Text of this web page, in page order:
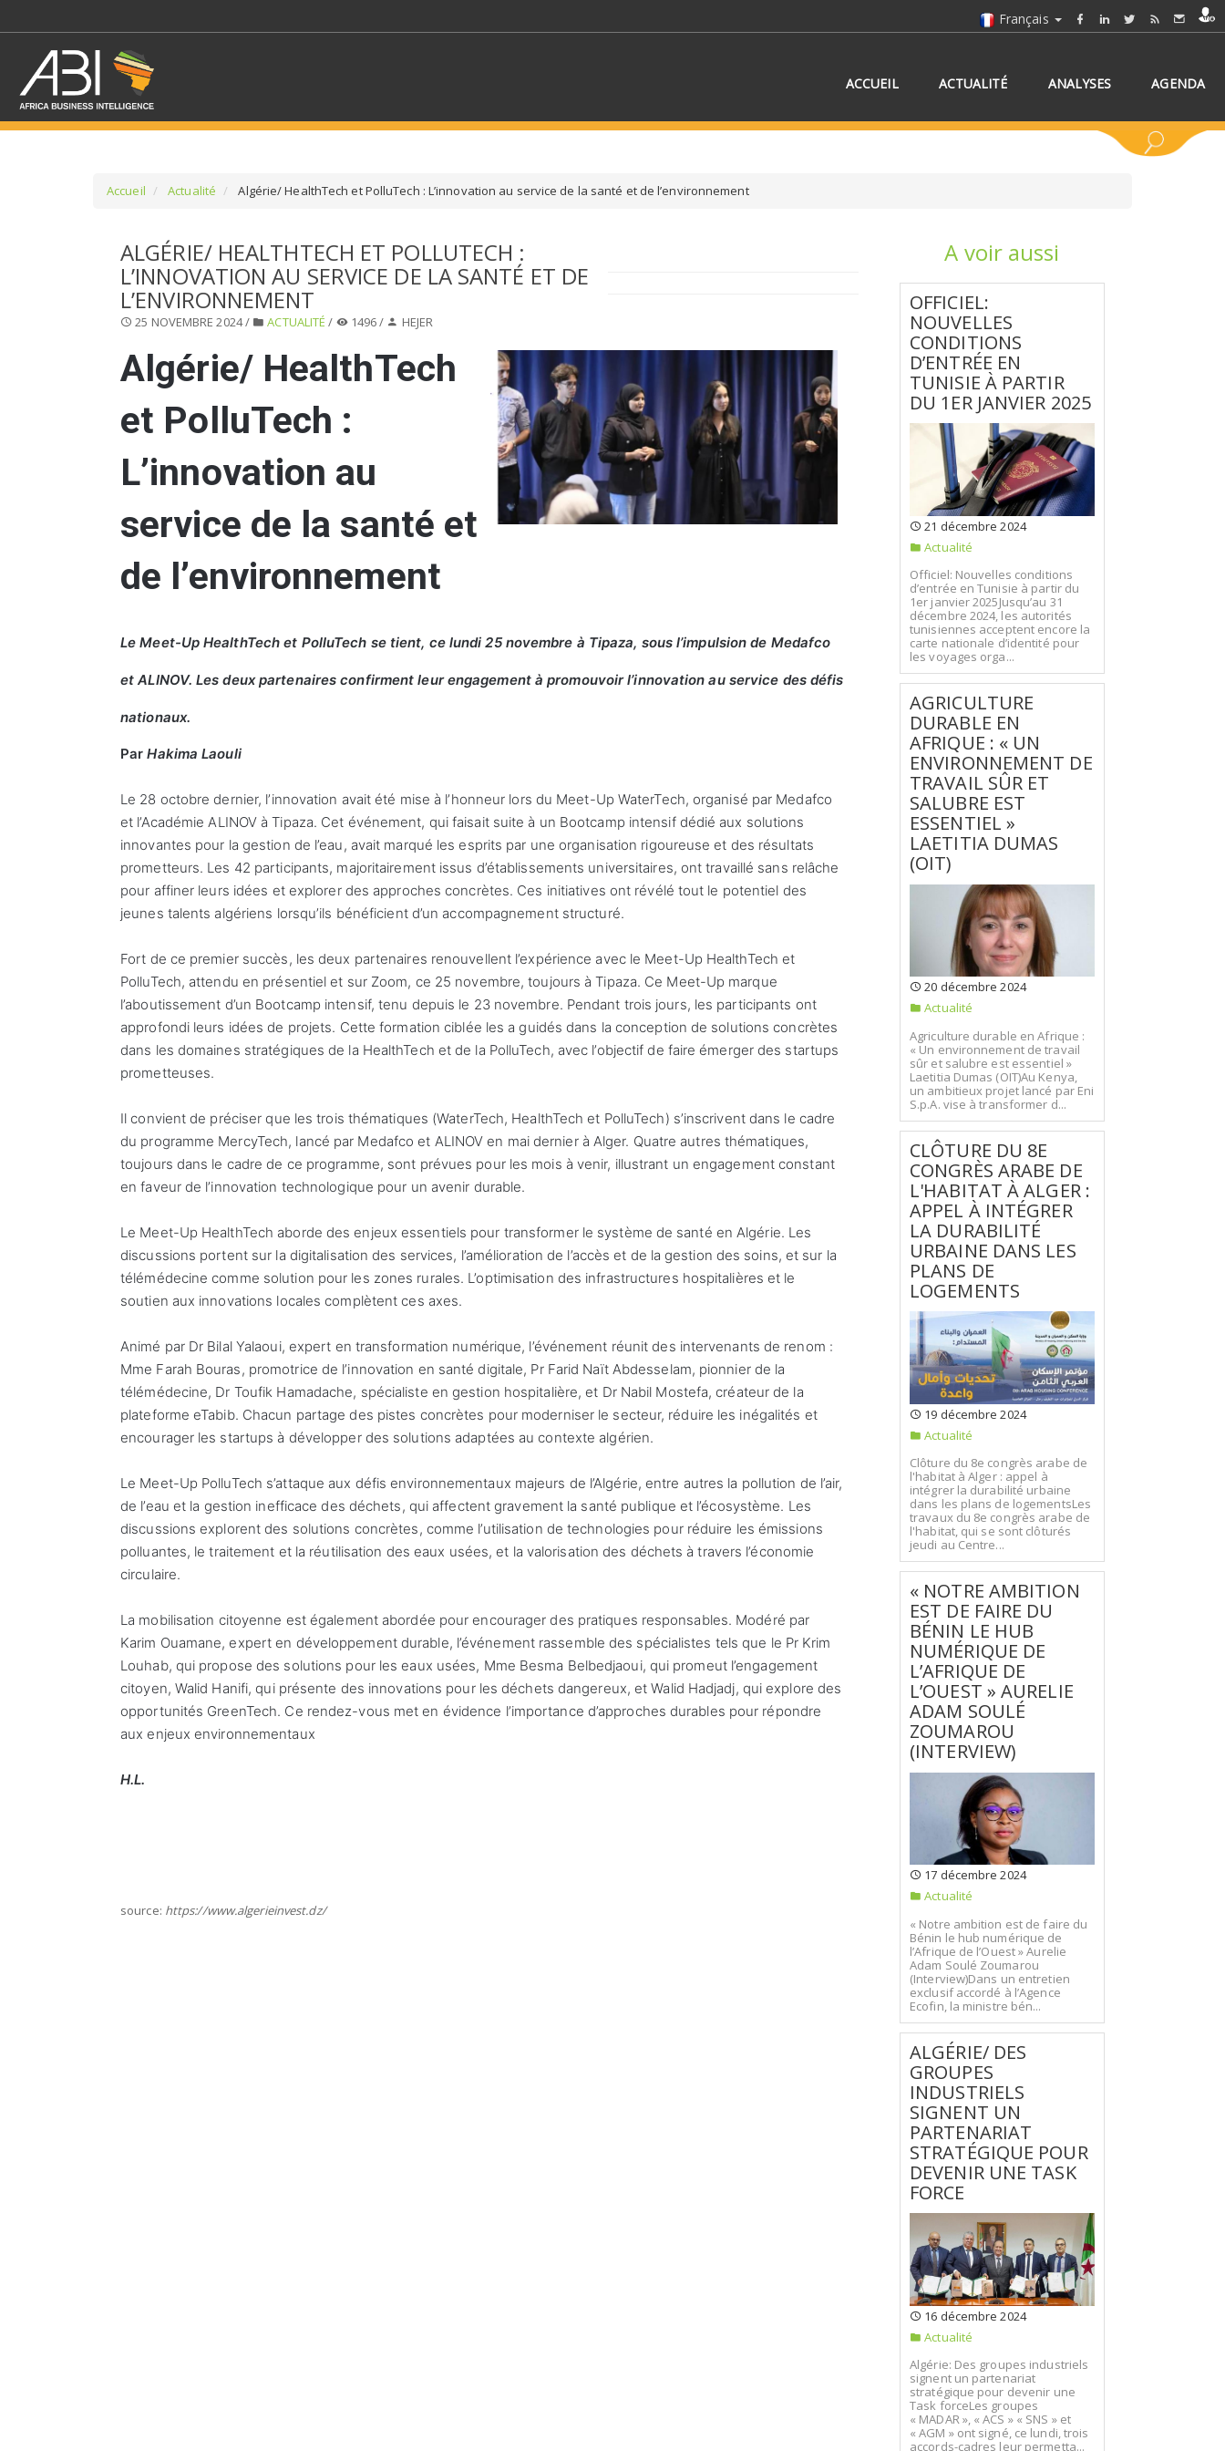
Français
ACCUEIL ACTUALITÉ ANALYSES AGENDA
SELECTIONNEZ UNE SECTION SÉLECTIONNEZ UNE CATÉGORIE SÉLECTIONNEZ UN/DES PAYS
Accueil Actualité Algérie/ HealthTech et PolluTech : L’innovation au service de la santé et de l’environnement
ALGÉRIE/ HEALTHTECH ET POLLUTECH :
L’INNOVATION AU SERVICE DE LA SANTÉ ET DE
L’ENVIRONNEMENT
25 NOVEMBRE 2024 / ACTUALITÉ / 1496 / HEJER
Algérie/ HealthTech
et PolluTech :
L’innovation au
service de la santé et
de l’environnement
Le Meet-Up HealthTech et PolluTech se tient, ce lundi 25 novembre à Tipaza, sous l’impulsion de Medafco
et ALINOV. Les deux partenaires confirment leur engagement à promouvoir l’innovation au service des défis
nationaux.
ParHakima Laouli
Le 28 octobre dernier, l’innovation avait été mise à l’honneur lors du Meet-Up WaterTech, organisé par Medafco
et l’Académie ALINOV à Tipaza. Cet événement, qui faisait suite à un Bootcamp intensif dédié aux solutions
innovantes pour la gestion de l’eau, avait marqué les esprits par une organisation rigoureuse et des résultats
prometteurs. Les 42 participants, majoritairement issus d’établissements universitaires, ont travaillé sans relâche
pour affiner leurs idées et explorer des approches concrètes. Ces initiatives ont révélé tout le potentiel des
jeunes talents algériens lorsqu’ils bénéficient d’un accompagnement structuré.
Fort de ce premier succès, les deux partenaires renouvellent l’expérience avec le Meet-Up HealthTech et
PolluTech, attendu en présentiel et sur Zoom, ce 25 novembre, toujours à Tipaza. Ce Meet-Up marque
l’aboutissement d’un Bootcamp intensif, tenu depuis le 23 novembre. Pendant trois jours, les participants ont
approfondi leurs idées de projets. Cette formation ciblée les a guidés dans la conception de solutions concrètes
dans les domaines stratégiques de la HealthTech et de la PolluTech, avec l’objectif de faire émerger des startups
prometteuses.
Il convient de préciser que les trois thématiques (WaterTech, HealthTech et PolluTech) s’inscrivent dans le cadre
du programme MercyTech, lancé par Medafco et ALINOV en mai dernier à Alger. Quatre autres thématiques,
toujours dans le cadre de ce programme, sont prévues pour les mois à venir, illustrant un engagement constant
en faveur de l’innovation technologique pour un avenir durable.
Le Meet-Up HealthTech aborde des enjeux essentiels pour transformer le système de santé en Algérie. Les
discussions portent sur la digitalisation des services, l’amélioration de l’accès et de la gestion des soins, et sur la
télémédecine comme solution pour les zones rurales. L’optimisation des infrastructures hospitalières et le
soutien aux innovations locales complètent ces axes.
Animé par Dr Bilal Yalaoui, expert en transformation numérique, l’événement réunit des intervenants de renom :
Mme Farah Bouras, promotrice de l’innovation en santé digitale, Pr Farid Naït Abdesselam, pionnier de la
télémédecine, Dr Toufik Hamadache, spécialiste en gestion hospitalière, et Dr Nabil Mostefa, créateur de la
plateforme eTabib. Chacun partage des pistes concrètes pour moderniser le secteur, réduire les inégalités et
encourager les startups à développer des solutions adaptées au contexte algérien.
Le Meet-Up PolluTech s’attaque aux défis environnementaux majeurs de l’Algérie, entre autres la pollution de l’air,
de l’eau et la gestion inefficace des déchets, qui affectent gravement la santé publique et l’écosystème. Les
discussions explorent des solutions concrètes, comme l’utilisation de technologies pour réduire les émissions
polluantes, le traitement et la réutilisation des eaux usées, et la valorisation des déchets à travers l’économie
circulaire.
La mobilisation citoyenne est également abordée pour encourager des pratiques responsables. Modéré par
Karim Ouamane, expert en développement durable, l’événement rassemble des spécialistes tels que le Pr Krim
Louhab, qui propose des solutions pour les eaux usées, Mme Besma Belbedjaoui, qui promeut l’engagement
citoyen, Walid Hanifi, qui présente des innovations pour les déchets dangereux, et Walid Hadjadj, qui explore des
opportunités GreenTech. Ce rendez-vous met en évidence l’importance d’approches durables pour répondre
aux enjeux environnementaux
H.L.
source: https://www.algerieinvest.dz/
A voir aussi
OFFICIEL:
NOUVELLES
CONDITIONS
D’ENTRÉE EN
TUNISIE À PARTIR
DU 1ER JANVIER 2025
21 décembre 2024
Actualité
Officiel: Nouvelles conditions
d’entrée en Tunisie à partir du
1er janvier 2025Jusqu’au 31
décembre 2024, les autorités
tunisiennes acceptent encore la
carte nationale d’identité pour
les voyages orga...
AGRICULTURE
DURABLE EN
AFRIQUE : « UN
ENVIRONNEMENT DE
TRAVAIL SÛR ET
SALUBRE EST
ESSENTIEL »
LAETITIA DUMAS
(OIT)
20 décembre 2024
Actualité
Agriculture durable en Afrique :
« Un environnement de travail
sûr et salubre est essentiel »
Laetitia Dumas (OIT)Au Kenya,
un ambitieux projet lancé par Eni
S.p.A. vise à transformer d...
CLÔTURE DU 8E
CONGRÈS ARABE DE
L'HABITAT À ALGER :
APPEL À INTÉGRER
LA DURABILITÉ
URBAINE DANS LES
PLANS DE
LOGEMENTS
19 décembre 2024
Actualité
Clôture du 8e congrès arabe de
l'habitat à Alger : appel à
intégrer la durabilité urbaine
dans les plans de logementsLes
travaux du 8e congrès arabe de
l'habitat, qui se sont clôturés
jeudi au Centre...
« NOTRE AMBITION
EST DE FAIRE DU
BÉNIN LE HUB
NUMÉRIQUE DE
L’AFRIQUE DE
L’OUEST » AURELIE
ADAM SOULÉ
ZOUMAROU
(INTERVIEW)
17 décembre 2024
Actualité
« Notre ambition est de faire du
Bénin le hub numérique de
l’Afrique de l’Ouest » Aurelie
Adam Soulé Zoumarou
(Interview)Dans un entretien
exclusif accordé à l’Agence
Ecofin, la ministre bén...
ALGÉRIE/ DES
GROUPES
INDUSTRIELS
SIGNENT UN
PARTENARIAT
STRATÉGIQUE POUR
DEVENIR UNE TASK
FORCE
16 décembre 2024
Actualité
Algérie: Des groupes industriels
signent un partenariat
stratégique pour devenir une
Task forceLes groupes
« MADAR », « ACS » « SNS » et
« AGM » ont signé, ce lundi, trois
accords-cadres leur permetta...